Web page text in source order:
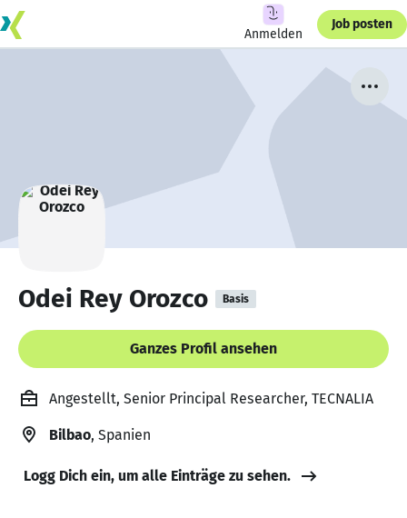
Anmelden
Job posten
Odei Rey Orozco Basis
Ganzes Profil ansehen
Angestellt, Senior Principal Researcher, TECNALIA
Bilbao, Spanien
Logg Dich ein, um alle Einträge zu sehen.